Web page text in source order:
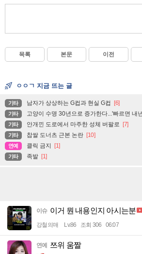
목록 본문 이전
ㅇㅇㄱ 지금 뜨는 글
기타 남자가 상상하는 G컵과 현실 G컵 [6]
기타 고양이 수명 30년으로 증가한다...'빠르면 내
기타 안개낀 도로에서 마주한 성체 버팔로 [7]
기타 찹쌀 도너츠 근본 논란 [10]
연예 클릭 금지 [1]
기타 족발 [1]
이슈 이거 뭔 내용인지 아시는분
강철의매 Lv.86 조회 306 06:07
연예 쯔위 움짤